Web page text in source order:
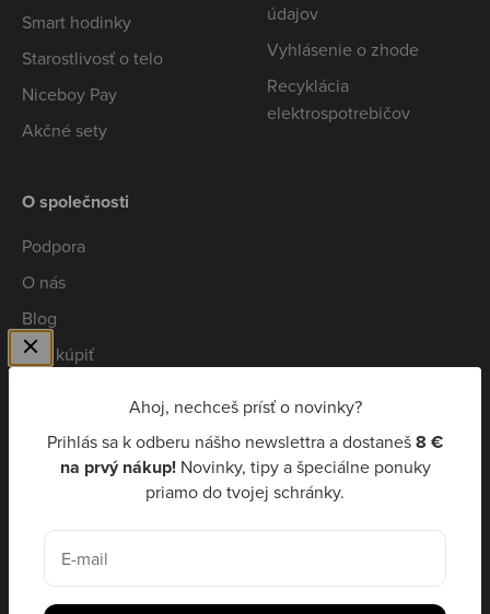
Ahoj, nechceš prísť o novinky?
Prihlás sa k odberu nášho newslettra a dostaneš8 €
na prvý nákup! Novinky, tipy a špeciálne ponuky
priamo do tvojej schránky.
E-mail
Smart hodinky
Starostlivosť o telo
Niceboy Pay
Akčné sety
údajov
Vyhlásenie o zhode
Recyklácia
elektrospotrebičov
O společnosti
Podpora
O nás
Blog
Kde kúpiť
Niceboy Pay
EUR €